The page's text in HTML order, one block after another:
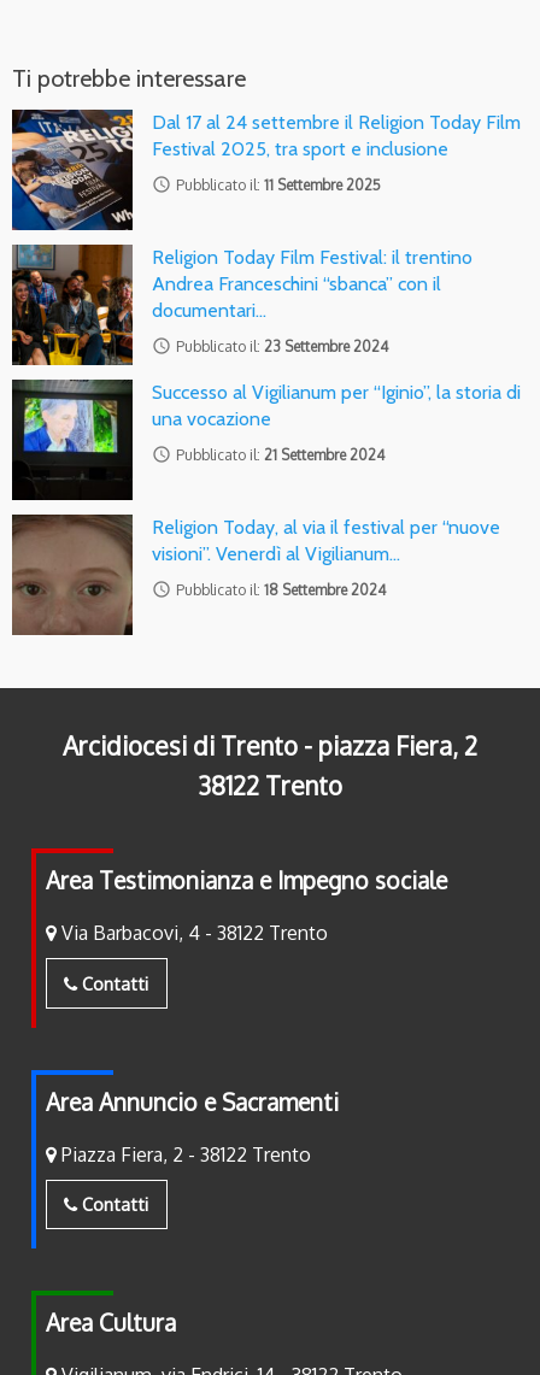
Ti potrebbe interessare
Dal 17 al 24 settembre il Religion Today Film
Festival 2025, tra sport e inclusione
access_time Pubblicato il: 11 Settembre 2025
Religion Today Film Festival: il trentino
Andrea Franceschini “sbanca” con il
documentari…
access_time Pubblicato il: 23 Settembre 2024
Successo al Vigilianum per “Iginio”, la storia di
una vocazione
access_time Pubblicato il: 21 Settembre 2024
Religion Today, al via il festival per “nuove
visioni”. Venerdì al Vigilianum…
access_time Pubblicato il: 18 Settembre 2024
Arcidiocesi di Trento - piazza Fiera, 2
38122 Trento
Area Testimonianza e Impegno sociale
Via Barbacovi, 4 - 38122 Trento
Contatti
Area Annuncio e Sacramenti
Piazza Fiera, 2 - 38122 Trento
Contatti
Area Cultura